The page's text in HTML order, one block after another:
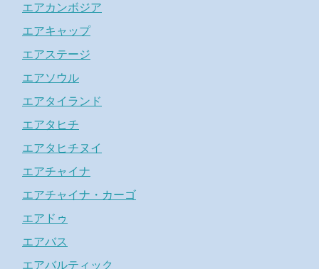
エアカンボジア
エアキャップ
エアステージ
エアソウル
エアタイランド
エアタヒチ
エアタヒチヌイ
エアチャイナ
エアチャイナ・カーゴ
エアドゥ
エアバス
エアバルティック